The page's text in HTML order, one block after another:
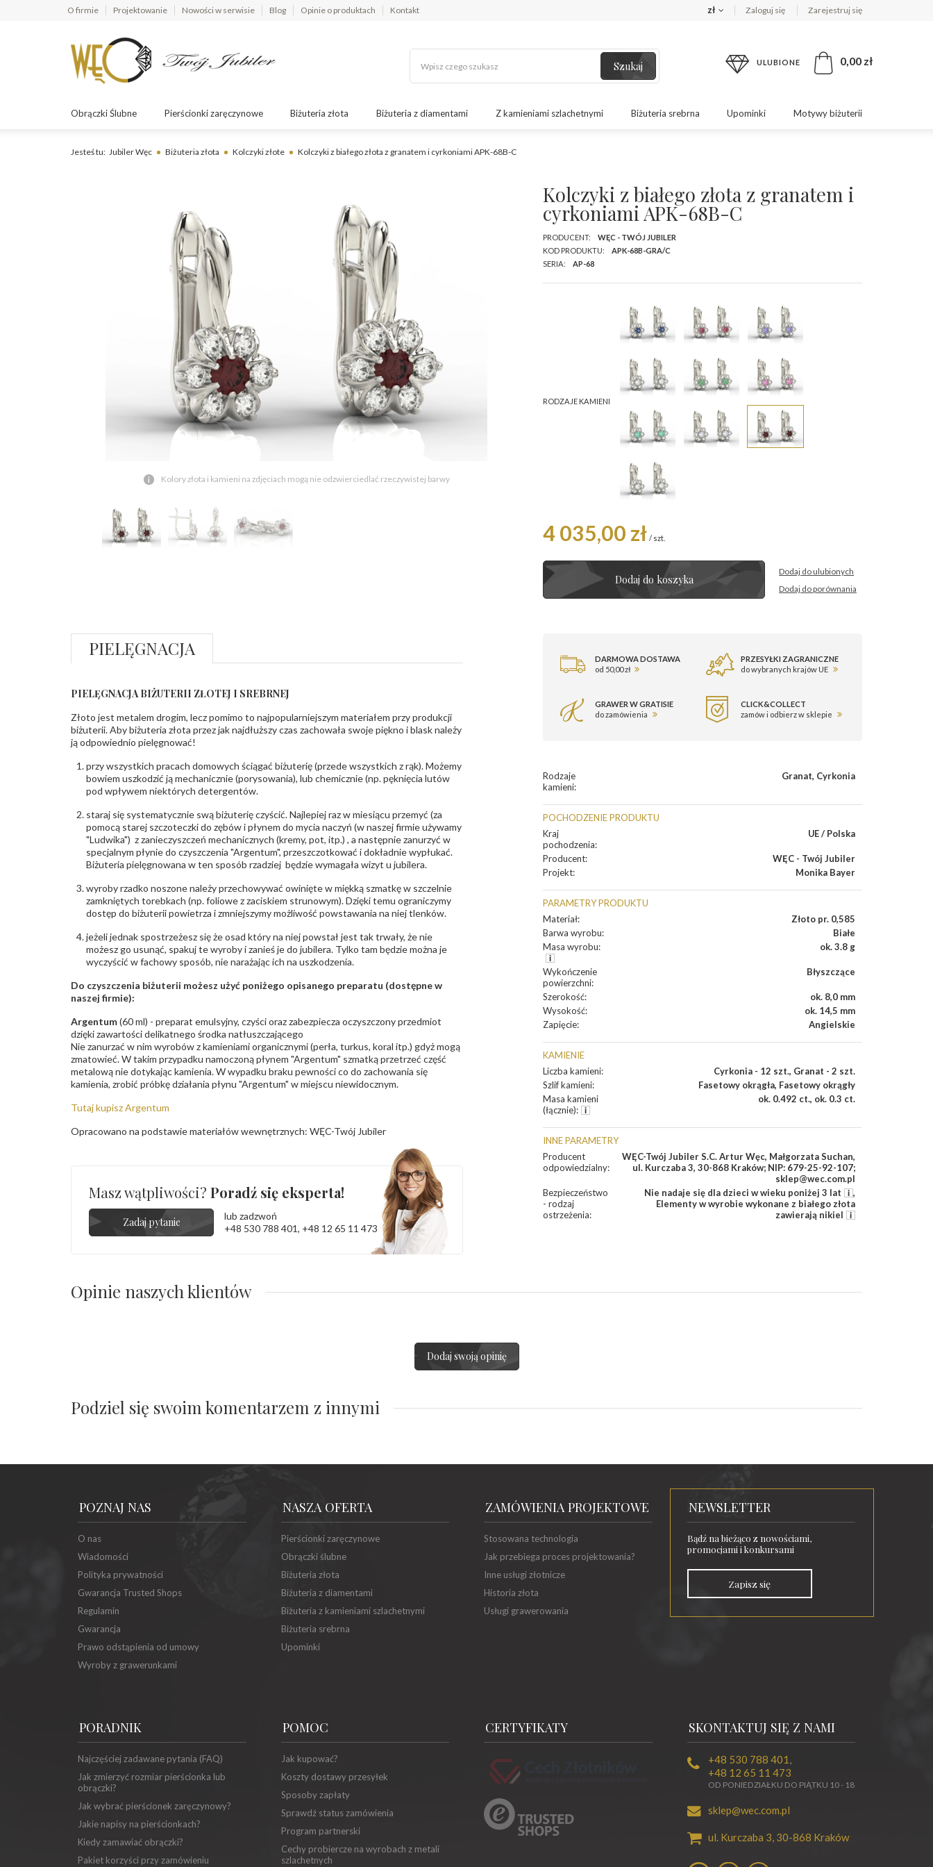
O firmie Projektowanie Nowości w serwisie Blog Opinie o produktach Kontakt zł Zaloguj się Zarejestruj się
Szukaj ULUBIONE 0,00 zł
Obrączki Ślubne Pierścionki zaręczynowe Biżuteria złota Biżuteria z diamentami Z kamieniami szlachetnymi Biżuteria srebrna Upominki Motywy biżuterii
Jesteś tu: Jubiler Węc Biżuteria złota Kolczyki złote Kolczyki z białego złota z granatem i cyrkoniami APK-68B-C
Kolory złota i kamieni na zdjęciach mogą nie odzwierciedlać rzeczywistej barwy
Kolczyki z białego złota z granatem i
cyrkoniami APK-68B-C
PRODUCENT:
WĘC - TWÓJ JUBILER
KOD PRODUKTU:
APK-68B-GRA/C
SERIA:
AP-68
RODZAJE KAMIENI
4 035,00 zł / szt.
Dodaj do koszyka
Dodaj do ulubionych
Dodaj do porównania
DARMOWA DOSTAWA
od 50,00 zł
PRZESYŁKI ZAGRANICZNE
do wybranych krajów UE
GRAWER W GRATISIE
do zamówienia
CLICK&COLLECT
zamów i odbierz w sklepie
Rodzaje
kamieni:
Granat, Cyrkonia
POCHODZENIE PRODUKTU
Kraj
pochodzenia:
UE / Polska
Producent:
WĘC - Twój Jubiler
Projekt: Monika Bayer
PARAMETRY PRODUKTU
Materiał:
Złoto pr. 0,585
Barwa wyrobu:
Białe
Masa wyrobu: ok. 3.8 g
Wykończenie
powierzchni:
Błyszczące
Szerokość:
ok. 8,0 mm
Wysokość:
ok. 14,5 mm
Zapięcie: Angielskie
KAMIENIE
Liczba kamieni: Cyrkonia - 12 szt., Granat - 2 szt.
Szlif kamieni: Fasetowy okrągła, Fasetowy okrągły
Masa kamieni
(łącznie):
ok. 0.492 ct., ok. 0.3 ct.
INNE PARAMETRY
Producent
odpowiedzialny:
WĘC-Twój Jubiler S.C. Artur Węc, Małgorzata Suchan,
ul. Kurczaba 3, 30-868 Kraków; NIP: 679-25-92-107;
sklep@wec.com.pl
Bezpieczeństwo
- rodzaj
ostrzeżenia:
Nie nadaje się dla dzieci w wieku poniżej 3 lat
,
Elementy w wyrobie wykonane z białego złota
zawierają nikiel
PIELĘGNACJA
PIELĘGNACJA BIŻUTERII ZŁOTEJ I SREBRNEJ
Złoto jest metalem drogim, lecz pomimo to najpopularniejszym materiałem przy produkcji
biżuterii. Aby biżuteria złota przez jak najdłuższy czas zachowała swoje piękno i blask należy
ją odpowiednio pielęgnować!
przy wszystkich pracach domowych ściągać biżuterię (przede wszystkich z rąk). Możemy
bowiem uszkodzić ją mechanicznie (porysowania), lub chemicznie (np. pęknięcia lutów
pod wpływem niektórych detergentów.
staraj się systematycznie swą biżuterię czyścić. Najlepiej raz w miesiącu przemyć (za
pomocą starej szczoteczki do zębów i płynem do mycia naczyń (w naszej firmie używamy
"Ludwika") z zanieczyszczeń mechanicznych (kremy, pot, itp.) , a następnie zanurzyć w
specjalnym płynie do czyszczenia "Argentum", przeszczotkować i dokładnie wypłukać.
Biżuteria pielęgnowana w ten sposób rzadziej będzie wymagała wizyt u jubilera.
wyroby rzadko noszone należy przechowywać owinięte w miękką szmatkę w szczelnie
zamkniętych torebkach (np. foliowe z zaciskiem strunowym). Dzięki temu ograniczymy
dostęp do biżuterii powietrza i zmniejszymy możliwość powstawania na niej tlenków.
jeżeli jednak spostrzeżesz się że osad który na niej powstał jest tak trwały, że nie
możesz go usunąć, spakuj te wyroby i zanieś je do jubilera. Tylko tam będzie można je
wyczyścić w fachowy sposób, nie narażając ich na uszkodzenia.
Do czyszczenia biżuterii możesz użyć poniżego opisanego preparatu (dostępne w
naszej firmie):
Argentum(60 ml) - preparat emulsyjny, czyści oraz zabezpiecza oczyszczony przedmiot
dzięki zawartości delikatnego środka natłuszczającego
Nie zanurzać w nim wyrobów z kamieniami organicznymi (perła, turkus, koral itp.) gdyż mogą
zmatowieć. W takim przypadku namoczoną płynem "Argentum" szmatką przetrzeć część
metalową nie dotykając kamienia. W wypadku braku pewności co do zachowania się
kamienia, zrobić próbkę działania płynu "Argentum" w miejscu niewidocznym.
Tutaj kupisz Argentum
Opracowano na podstawie materiałów wewnętrznych: WĘC-Twój Jubiler
Masz wątpliwości? Poradź się eksperta!
Zadaj pytanie
lub zadzwoń
+48 530 788 401, +48 12 65 11 473
Opinie naszych klientów
Dodaj swoją opinię
Podziel się swoim komentarzem z innymi
POZNAJ NAS
O nas
Wiadomości
Polityka prywatności
Gwarancja Trusted Shops
Regulamin
Gwarancja
Prawo odstąpienia od umowy
Wyroby z grawerunkami
NASZA OFERTA
Pierścionki zaręczynowe
Obrączki ślubne
Biżuteria złota
Biżuteria z diamentami
Biżuteria z kamieniami szlachetnymi
Biżuteria srebrna
Upominki
ZAMÓWIENIA PROJEKTOWE
Stosowana technologia
Jak przebiega proces projektowania?
Inne usługi złotnicze
Historia złota
Usługi grawerowania
NEWSLETTER
Bądź na bieżąco z nowościami,
promocjami i konkursami
Zapisz się
PORADNIK
Najczęściej zadawane pytania (FAQ)
Jak zmierzyć rozmiar pierścionka lub
obrączki?
Jak wybrać pierścionek zaręczynowy?
Jakie napisy na pierścionkach?
Kiedy zamawiać obrączki?
Pakiet korzyści przy zamówieniu
POMOC
Jak kupować?
Koszty dostawy przesyłek
Sposoby zapłaty
Sprawdź status zamówienia
Program partnerski
Cechy probiercze na wyrobach z metali
szlachetnych
CERTYFIKATY SKONTAKTUJ SIĘ Z NAMI
+48 530 788 401 ,
+48 12 65 11 473
OD PONIEDZIAŁKU DO PIĄTKU 10 - 18
sklep@wec.com.pl
ul. Kurczaba 3, 30-868 Kraków